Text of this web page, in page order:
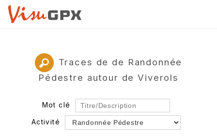
Traces de de Randonnée
Pédestre autour de Viverols
Mot clé
Activité